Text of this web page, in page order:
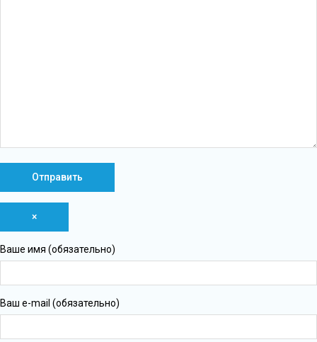
×
Ваше имя (обязательно)
Ваш e-mail (обязательно)